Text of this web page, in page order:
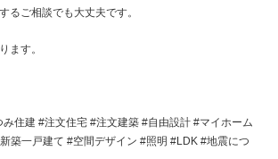
るご相談でも大丈夫です。
ます。
住建 #注文住宅 #注文建築 #自由設計 #マイホーム
築一戸建て #空間デザイン #照明 #LDK #地震につ